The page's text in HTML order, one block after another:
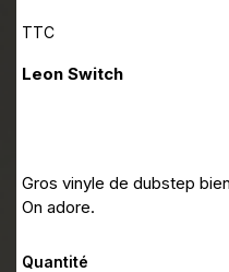
TTC
Leon Switch
Gros vinyle de dubstep
On adore.
Quantité